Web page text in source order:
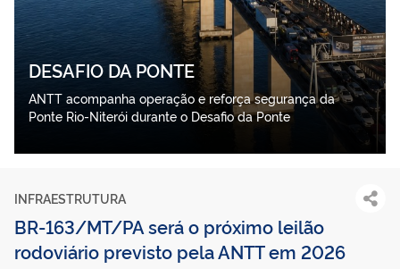
DESAFIO DA PONTE
ANTT acompanha operação e reforça segurança da
Ponte Rio-Niterói durante o Desafio da Ponte
INFRAESTRUTURA
BR-163/MT/PA será o próximo leilão
rodoviário previsto pela ANTT em 2026